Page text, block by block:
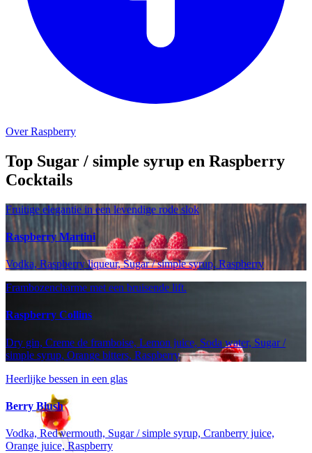
Over Raspberry
Top Sugar / simple syrup en Raspberry
Cocktails
Fruitige elegantie in een levendige rode slok
Raspberry Martini
Vodka, Raspberry liqueur, Sugar / simple syrup, Raspberry
Frambozencharme met een bruisende lift.
Raspberry Collins
Dry gin, Creme de framboise, Lemon juice, Soda water, Sugar /
simple syrup, Orange bitters, Raspberry
Heerlijke bessen in een glas
Berry Blush
Vodka, Red vermouth, Sugar / simple syrup, Cranberry juice,
Orange juice, Raspberry